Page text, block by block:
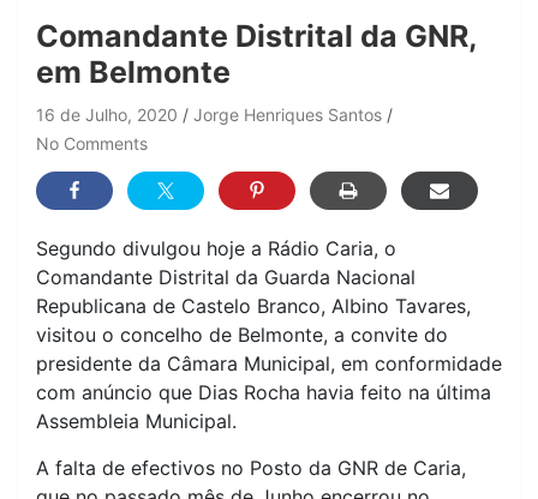
Comandante Distrital da GNR,
em Belmonte
16 de Julho, 2020
Jorge Henriques Santos
No Comments
Segundo divulgou hoje a Rádio Caria, o
Comandante Distrital da Guarda Nacional
Republicana de Castelo Branco, Albino Tavares,
visitou o concelho de Belmonte, a convite do
presidente da Câmara Municipal, em conformidade
com anúncio que Dias Rocha havia feito na última
Assembleia Municipal.
A falta de efectivos no Posto da GNR de Caria,